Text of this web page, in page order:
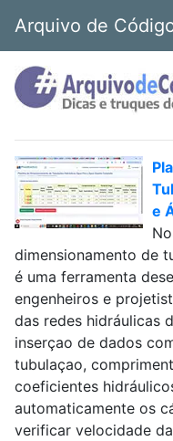
Arquivo de
e
dimensionamento de
é uma ferramenta
engenheiros e
das redes hidráulicas
inserçao de dados
tubulaçao,
coeficientes
automaticamente os
verificar velocidade